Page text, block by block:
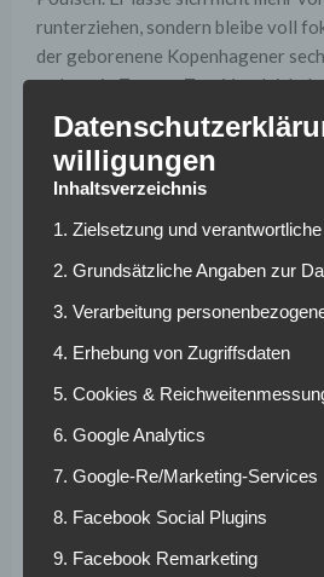
runterziehen, sondern bleibe voll
der geborenene Kopenhagener
zudem ein Tor vor. Zum Vergleich:
gelangen ihm in 30 Bundesliga-
Treffer.
Poulsen:
kann um die
mitspielen
Umso optimistischer gab sich
Verlauf der Saison. Denn der
mit Leipzig Großes zu erreichen:
Titelkandidat.“ Man wisse, dass es
ganze Saison diese Leistung
willigungen
Inhaltsverzeichnis
1. Zielsetzung und
2. Grundsätzliche Angaben zur
3. Verarbeitung
4. Erhebung von Zugriffsdaten
5. Cookies &
6. Google Analytics
7. Google-Re/Marketing-Services
8. Facebook Social Plugins
9. Facebook Remarketing